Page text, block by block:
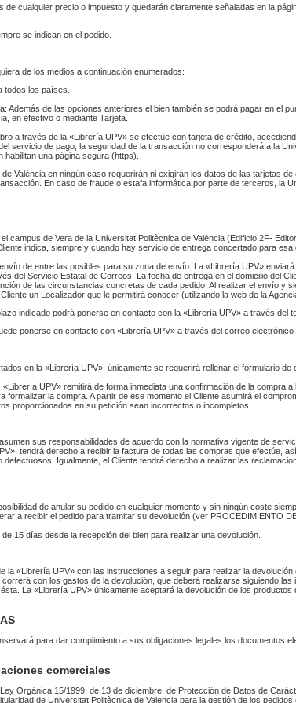
de cualquier precio o impuesto y quedarán claramente señaladas en la
se indican en el pedido.
de los medios a continuación enumerados:
todos los países.
Además de las opciones anteriores el bien también se podrá pagar en el
en efectivo o mediante Tarjeta.
a través de la «Librería UPV» se efectúe con tarjeta de crédito,
servicio de pago, la seguridad de la transacción no corresponderá a la
una página segura (https).
València en ningún caso requerirán ni exigirán los datos de las tarjetas
En caso de fraude o estafa informática por parte de terceros, la
campus de Vera de la Universitat Politècnica de València (Edificio 2F-
indica, siempre y cuando hay servicio de entrega concertado para esa
de entre las posibles para su zona de envío. La «Librería UPV»
del Servicio Estatal de Correos. La fecha de entrega en el domicilio del
de las circunstancias concretas de cada pedido. Al realizar el envío y
un Localizador que le permitirá conocer (utilizando la web de la
indicado podrá ponerse en contacto con la «Librería UPV» a través del
ponerse en contacto con «Librería UPV» a través del correo electrónico
en la «Librería UPV», únicamente se requerirá rellenar el formulario
UPV» remitirá de forma inmediata una confirmación de la compra
formalizar la compra. A partir de ese momento el Cliente asumirá el
proporcionados en su petición sean incorrectos o incompletos.
sus responsabilidades de acuerdo con la normativa vigente de
tendrá derecho a recibir la factura de todas las compras que efectúe,
Igualmente, el Cliente tendrá derecho a realizar las
de anular su pedido en cualquier momento y sin ningún coste
a recibir el pedido para tramitar su devolución (ver PROCEDIMIENTO
15 días desde la recepción del bien para realizar una devolución.
la «Librería UPV» con las instrucciones a seguir para realizar la
correrá con los gastos de la devolución, que deberá realizarse siguiendo
La «Librería UPV» únicamente aceptará la devolución de los
para dar cumplimiento a sus obligaciones legales los
comerciales
Orgánica 15/1999, de 13 de diciembre, de Protección de Datos de
de Universitat Politècnica de Valencia para la gestión de los pedidos